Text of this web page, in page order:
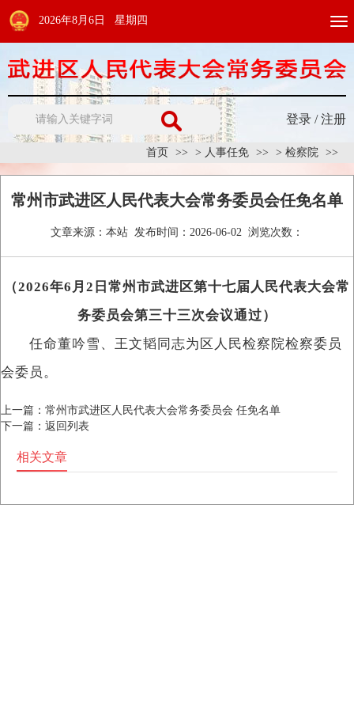
2026年8月6日 星期四
登录 /注册
首页 > 人事任免 > 检察院
常州市武进区人民代表大会常务委员会任免名单
文章来源： 本站 发布时间： 2026-06-02 浏览次数：
（2026年6月2日常州市武进区第十七届人民代表大会常
务委员会第三十三次会议通过）
任命董吟雪、王文韬同志为区人民检察院检察委员
会委员。
上一篇： 常州市武进区人民代表大会常务委员会 任免名单
下一篇： 返回列表
相关文章